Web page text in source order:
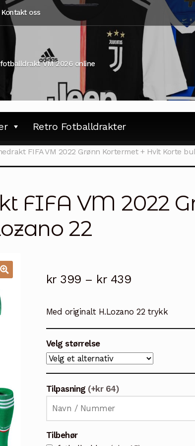
Kontakt oss
VM 2026 online
Retro Fotballdrakter
FIFA VM 2022 Grønn Kortermet + Hvit Korte
FIFA VM 2022
22
kr399 – kr439Prisområde:
til
Med originalt H.Lozano 22 trykk
Velg størrelse
Tilpasning (+kr 64)
Tilbehør